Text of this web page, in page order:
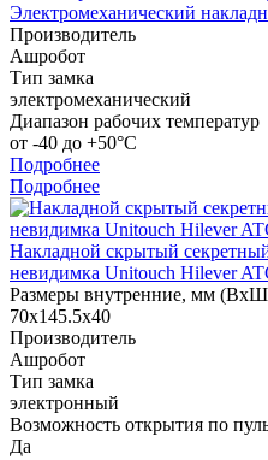
Электромеханический
Производитель
Ашробот
Тип замка
электромеханический
Диапазон рабочих температур
от -40 до +50°С
Подробнее
Подробнее
Накладной скрытый
невидимка Unitouch Hilever
Размеры внутренние, мм
70х145.5х40
Производитель
Ашробот
Тип замка
электронный
Возможность открытия по
Да